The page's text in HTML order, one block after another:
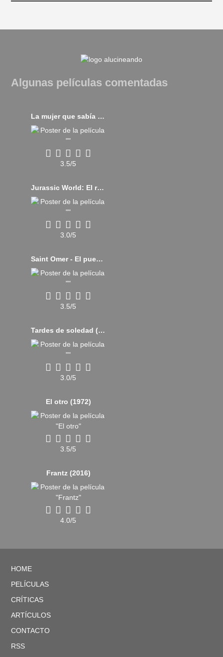
Algunas películas comentadas
La mujer que sabía leer (2017)
3.5/5
Jurassic World: El renacer (2025)
3.0/5
Saint Omer - El pueblo contra Laurence Coly (2022)
3.5/5
Tardes de soledad (2024)
3.0/5
El otro (1972)
3.5/5
Frantz (2016)
4.0/5
HOME
PELÍCULAS
CRÍTICAS
ARTÍCULOS
CONTACTO
RSS